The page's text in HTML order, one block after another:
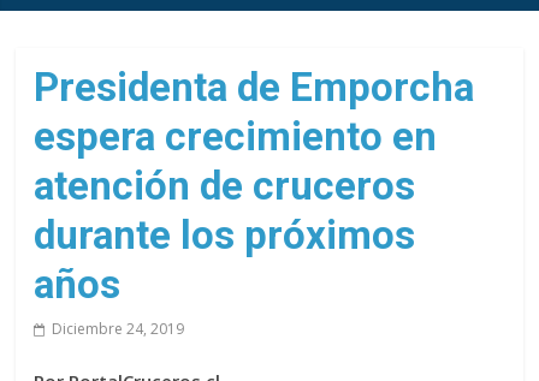
la
de
cruceros
en
solo
sitio
Presidenta de Emporcha
espera crecimiento en
atención de cruceros
durante los próximos
años
Diciembre 24, 2019